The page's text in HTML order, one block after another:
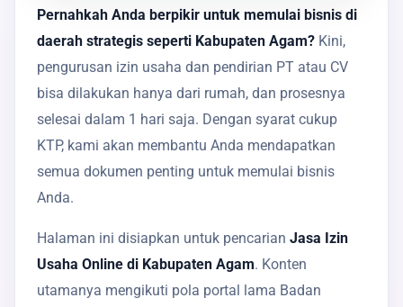
Pernahkah Anda berpikir untuk memulai bisnis di
daerah strategis seperti Kabupaten Agam? Kini,
pengurusan izin usaha dan pendirian PT atau CV
bisa dilakukan hanya dari rumah, dan prosesnya
selesai dalam 1 hari saja. Dengan syarat cukup
KTP, kami akan membantu Anda mendapatkan
semua dokumen penting untuk memulai bisnis
Anda.
Halaman ini disiapkan untuk pencarian Jasa Izin
Usaha Online di Kabupaten Agam. Konten
utamanya mengikuti pola portal lama Badan